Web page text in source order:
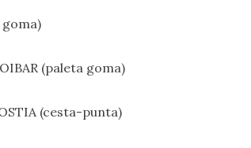
(paleta goma)
(cesta-punta)